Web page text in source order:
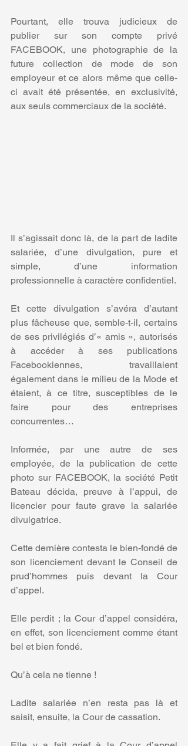
Pourtant, elle trouva judicieux de
publier sur son compte privé
FACEBOOK, une photographie de la
future collection de mode de son
employeur et ce alors même que celle-
ci avait été présentée, en exclusivité,
aux seuls commerciaux de la société.
Il s’agissait donc là, de la part de ladite
salariée, d’une divulgation, pure et
simple, d’une information
professionnelle à caractère confidentiel.
Et cette divulgation s’avéra d’autant
plus fâcheuse que, semble-t-il, certains
de ses privilégiés d’« amis », autorisés
à accéder à ses publications
Facebookiennes, travaillaient
également dans le milieu de la Mode et
étaient, à ce titre, susceptibles de le
faire pour des entreprises
concurrentes…
Informée, par une autre de ses
employée, de la publication de cette
photo sur FACEBOOK, la société Petit
Bateau décida, preuve à l’appui, de
licencier pour faute grave la salariée
divulgatrice.
Cette dernière contesta le bien-fondé de
son licenciement devant le Conseil de
prud’hommes puis devant la Cour
d’appel.
Elle perdit ; la Cour d’appel considéra,
en effet, son licenciement comme étant
bel et bien fondé.
Qu’à cela ne tienne !
Ladite salariée n’en resta pas là et
saisit, ensuite, la Cour de cassation.